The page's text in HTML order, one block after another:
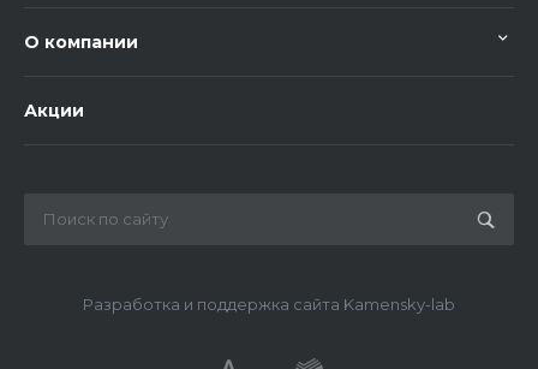
О компании
Акции
Разработка и поддержка сайта Kamensky-lab